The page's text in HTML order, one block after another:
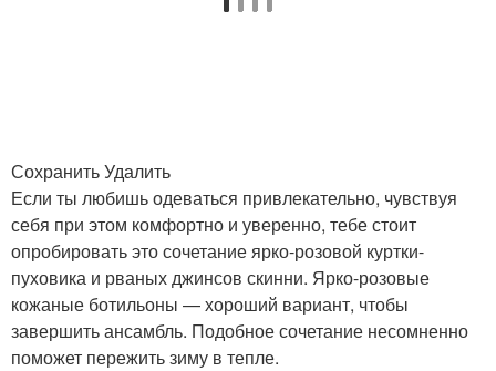
Сохранить Удалить
Если ты любишь одеваться привлекательно, чувствуя
себя при этом комфортно и уверенно, тебе стоит
опробировать это сочетание ярко-розовой куртки-
пуховика и рваных джинсов скинни. Ярко-розовые
кожаные ботильоны — хороший вариант, чтобы
завершить ансамбль. Подобное сочетание несомненно
поможет пережить зиму в тепле.